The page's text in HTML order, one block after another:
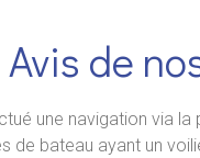
Avis de
une navigation via
de bateau ayant un